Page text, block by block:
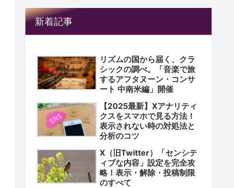
新着記事
リズムの国から届く、クラ
シックの調べ。「音楽で旅
するアフタヌーン・コンサ
ート 中南米編」開催
【2025最新】Xアナリティ
クスをスマホで見る方法！
表示されない時の対処法と
分析のコツ
X（旧Twitter）「センシテ
ィブな内容」設定を完全攻
略！表示・解除・投稿制限
のすべて